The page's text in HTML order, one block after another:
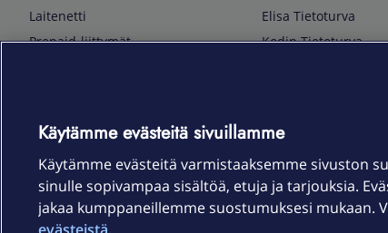
Laitenetti
Prepaid-liittymät
TV & audio
Kodinkoneet
Kamerat ja dronet
Kellot ja rannekkeet
Elisa Tietoturva
Kodin Tietoturva
Elisa Kotiverkko
Elisa Pilvilinna
Elisa Laiteturva
Elisa
Käytämme evästeitä sivuillamme
Käytämme evästeitä varmistaaksemme sivuston
sinulle sopivampaa sisältöä, etuja ja tarjouksia.
jakaa kumppaneillemme suostumuksesi mukaan.